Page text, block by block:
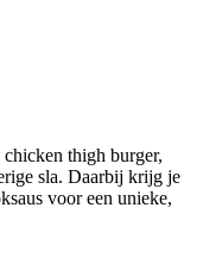
thigh burger,
sla. Daarbij krijg je
voor een unieke,